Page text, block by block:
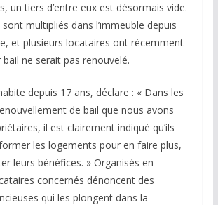
un tiers d’entre eux est désormais vide.
multipliés dans l’immeuble depuis
et plusieurs locataires ont récemment
ne serait pas renouvelé.
depuis 17 ans, déclare : « Dans les
de bail que nous avons
il est clairement indiqué qu’ils
les logements pour en faire plus,
leurs bénéfices. » Organisés en
concernés dénoncent des
qui les plongent dans la